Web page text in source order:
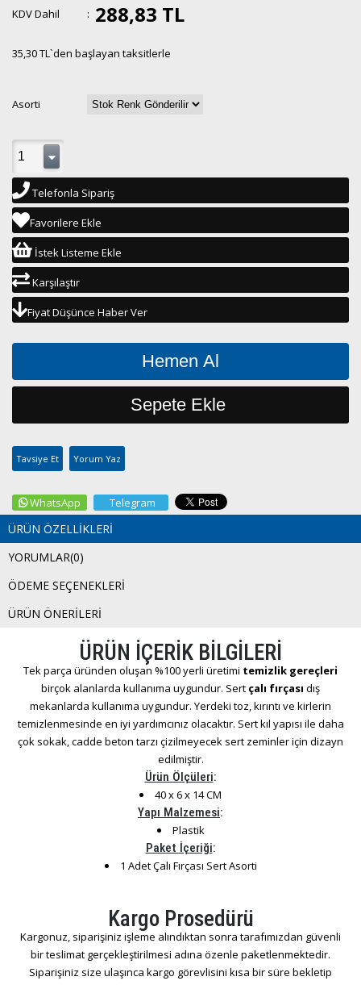
KDV Dahil : 288,83 TL
35,30 TL`den başlayan taksitlerle
Asorti
Telefonla Sipariş
Favorilere Ekle
İstek Listeme Ekle
Karşılaştır
Fiyat Düşünce Haber Ver
Tavsiye Et Yorum Yaz
WhatsApp Telegram
ÜRÜN ÖZELLIKLERI
YORUMLAR(0)
ÖDEME SEÇENEKLERI
ÜRÜN ÖNERILERI
ÜRÜN İÇERİK BİLGİLERİ
Tek parça üründen oluşan %100 yerli üretimi temizlik gereçleri
birçok alanlarda kullanıma uygundur. Sert çalı fırçası dış
mekanlarda kullanıma uygundur. Yerdeki toz, kırıntı ve kirlerin
temizlenmesinde en iyi yardımcınız olacaktır. Sert kıl yapısı ile daha
çok sokak, cadde beton tarzı çizilmeyecek sert zeminler için dizayn
edilmiştir.
Ürün Ölçüleri:
40 x 6 x 14 CM
Yapı Malzemesi:
Plastik
Paket İçeriği:
1 Adet Çalı Fırçası Sert Asorti
Kargo Prosedürü
Kargonuz, siparişiniz işleme alındıktan sonra tarafımızdan güvenli
bir teslimat gerçekleştirilmesi adına özenle paketlenmektedir.
Siparişiniz size ulaşınca kargo görevlisini kısa bir süre bekletip